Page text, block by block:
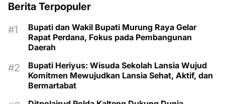
Berita Terpopuler
Bupati dan Wakil Bupati Murung Raya Gelar
Rapat Perdana, Fokus pada Pembangunan
Daerah
Bupati Heriyus: Wisuda Sekolah Lansia Wujud
Komitmen Mewujudkan Lansia Sehat, Aktif, dan
Bermartabat